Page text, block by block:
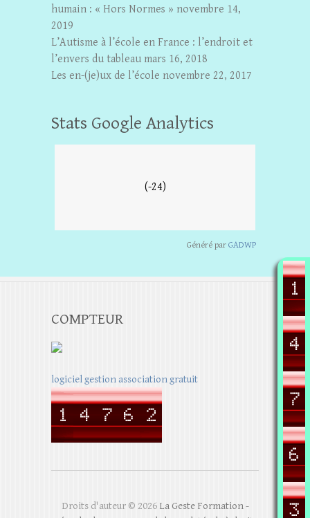
humain : « Hors Normes » novembre 14,
2019
L’Autisme à l’école en France : l’endroit et
l’envers du tableau mars 16, 2018
Les en-(je)ux de l’école novembre 22, 2017
Stats Google Analytics
(-24)
Généré par GADWP
COMPTEUR
logiciel gestion association gratuit
Droits d'auteur © 2026 La Geste Formation -